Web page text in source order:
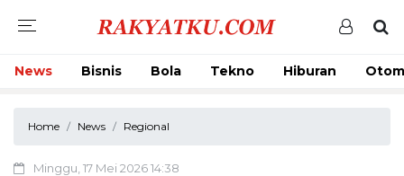
News Bisnis Bola Tekno Hiburan
Home News Regional
Minggu, 17 Mei 2026 14:38